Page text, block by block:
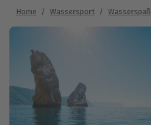
Home / Wassersport / Wasserspaß